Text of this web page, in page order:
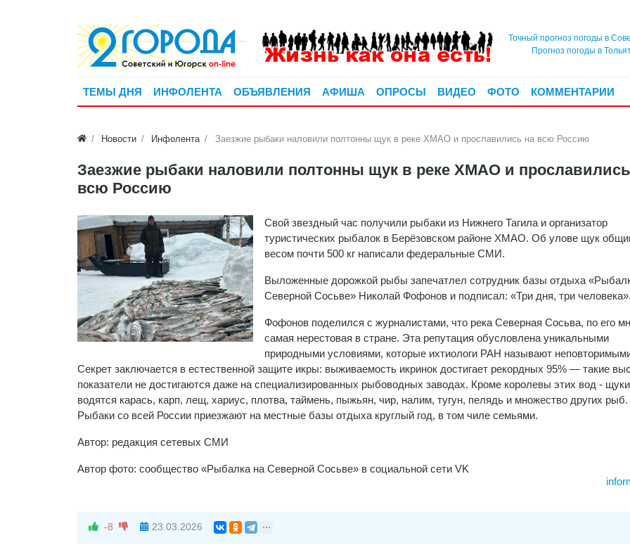
Точный прогноз погоды в
Прогноз погоды в
ТЕМЫ ДНЯ ИНФОЛЕНТА ОБЪЯВЛЕНИЯ АФИША ОПРОСЫ ВИДЕО ФОТО КОММЕНТАРИИ
Новости Инфолента Заезжие рыбаки наловили полтонны щук в реке ХМАО и прославились на всю Россию
Заезжие рыбаки наловили полтонны щук в реке ХМАО и
всю Россию
Свой звездный час получили рыбаки из Нижнего Тагила и организатор
туристических рыбалок в Берёзовском районе ХМАО. Об улове щук
весом почти 500 кг написали федеральные СМИ.
Выложенные дорожкой рыбы запечатлел сотрудник базы отдыха
Северной Сосьве» Николай Фофонов и подписал: «Три дня, три
Фофонов поделился с журналистами, что река Северная Сосьва, по его
самая нерестовая в стране. Эта репутация обусловлена уникальными
природными условиями, которые ихтиологи РАН называют
Секрет заключается в естественной защите икры: выживаемость икринок достигает рекордных 95% — такие
показатели не достигаются даже на специализированных рыбоводных заводах. Кроме королевы этих вод -
водятся карась, карп, лещ, хариус, плотва, таймень, пыжьян, чир, налим, тугун, пелядь и множество других рыб.
Рыбаки со всей России приезжают на местные базы отдыха круглый год, в том чиле семьями.
Автор: редакция сетевых СМИ
Автор фото: сообщество «Рыбалка на Северной Сосьве» в социальной сети VK
-8 23.03.2026